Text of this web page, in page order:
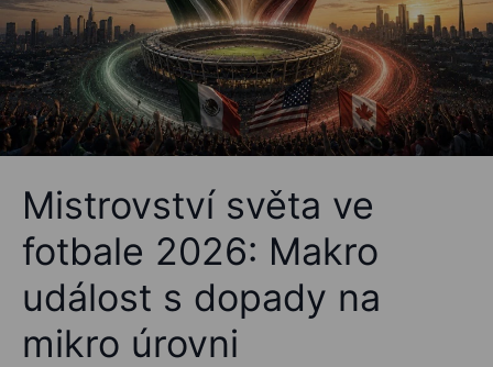
Mistrovství světa ve
fotbale 2026: Makro
událost s dopady na
mikro úrovni